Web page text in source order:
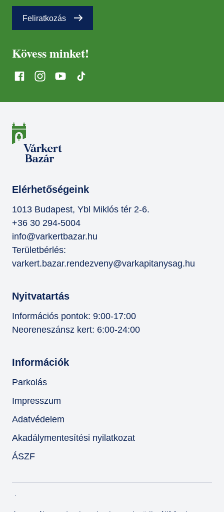
Feliratkozás
Kövess minket!
Elérhetőségeink
1013 Budapest, Ybl Miklós tér 2-6.
+36 30 294-5004
info@varkertbazar.hu
Területbérlés:
varkert.bazar.rendezveny@varkapitanysag.hu
Nyitvatartás
Információs pontok: 9:00-17:00
Neoreneszánsz kert: 6:00-24:00
Információk
Parkolás
Impresszum
Adatvédelem
Akadálymentesítési nyilatkozat
ÁSZF